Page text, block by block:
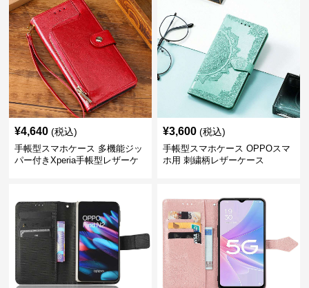
¥4,640 (税込)
手帳型スマホケース 多機能ジッ
パー付きXperia手帳型レザーケ
¥3,600 (税込)
手帳型スマホケース OPPOスマ
ホ用 刺繍柄レザーケース